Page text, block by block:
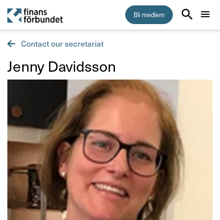
Bli medlem
Medlemskap
Råd & stöd
Om Finansförbundet
Press & opinion
Förtroendevald
Contact our secretariat
Jenny Davidsson